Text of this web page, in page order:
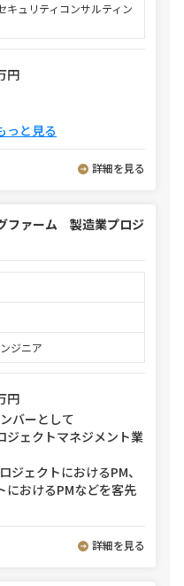
キュリティコンサルティン
円
っと見る
詳細を見る
ファーム 製造業プロジ
ジニア
円
バーとして
ェクトマネジメント業
ジェクトにおけるPM、
におけるPMなどを客先
詳細を見る